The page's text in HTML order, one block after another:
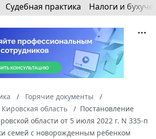
Судебная практика Налоги и
Горячие документы
Кировская область
Постановление
области от 5 июля 2022 г. N 335-п
семей с новорожденным ребенком